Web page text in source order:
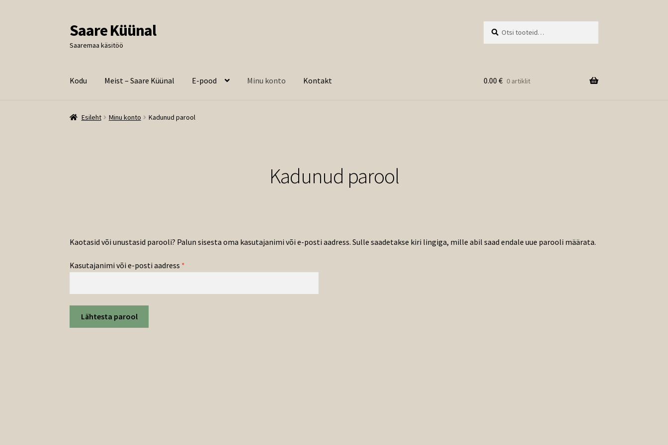
Liigu
navigeerimisele
Liigu
sisu
juurde
Saare Küünal
Saaremaa käsitöö
Kodu Meist – Saare Küünal E-pood Minu konto Kontakt 0.00 € 0 artiklit
Esileht Minu konto Kadunud parool
Kadunud parool
Kaotasid või unustasid parooli? Palun sisesta oma kasutajanimi või e-posti aadress. Sulle saadetakse kiri lingiga, mille abil saad endale uue parooli määrata.
Kasutajanimi või e-posti aadress *
Lähtesta parool